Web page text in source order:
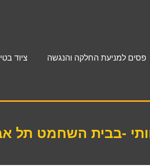
פסים למניעת החלקה והנגשה ציוד
-בבית השחמט תל